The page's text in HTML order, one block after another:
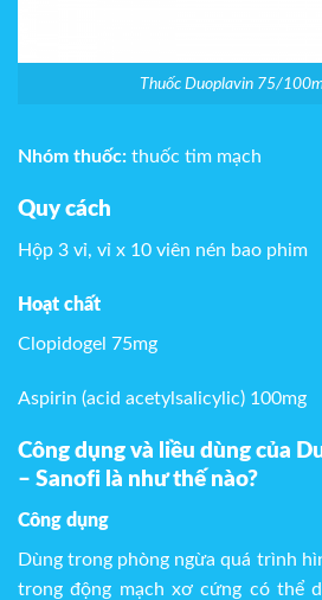
Thuốc Duoplavin 75/
Nhóm thuốc: thuốc tim mạch
Quy cách
Hộp 3 vỉ, vỉ x 10 viên nén bao phim
Hoạt chất
Clopidogel 75mg
Aspirin (acid acetylsalicylic) 100mg
Công dụng và liều dùng của
– Sanofi là như thế nào?
Công dụng
Dùng trong phòng ngừa quá trình
trong động mạch xơ cứng có thể